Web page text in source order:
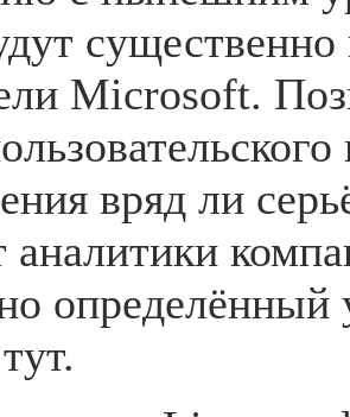
существенно
Microsoft.
вряд ли
аналитики
определённый